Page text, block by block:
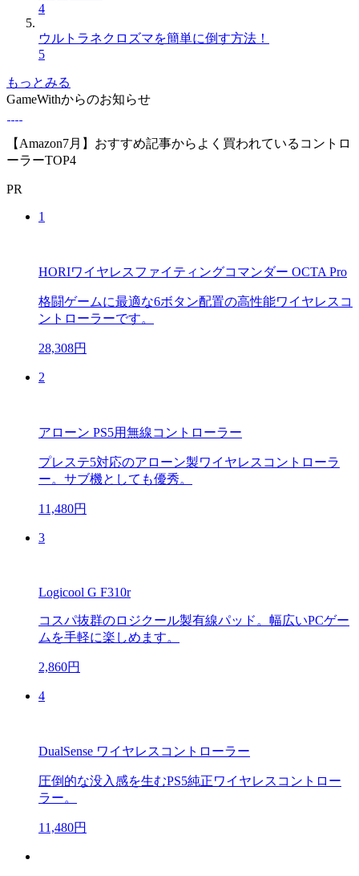
4
ウルトラネクロズマを簡単に倒す方法！
5
もっとみる
GameWithからのお知らせ
【Amazon7月】おすすめ記事からよく買われているコントロ
ーラーTOP4
PR
1
HORIワイヤレスファイティングコマンダー OCTA Pro
格闘ゲームに最適な6ボタン配置の高性能ワイヤレスコ
ントローラーです。
28,308円
2
アローン PS5用無線コントローラー
プレステ5対応のアローン製ワイヤレスコントローラ
ー。サブ機としても優秀。
11,480円
3
Logicool G F310r
コスパ抜群のロジクール製有線パッド。幅広いPCゲー
ムを手軽に楽しめます。
2,860円
4
DualSense ワイヤレスコントローラー
圧倒的な没入感を生むPS5純正ワイヤレスコントロー
ラー。
11,480円